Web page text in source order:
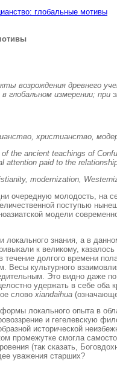
глобальные мотивы
возрождения древнего
измерении; при
христианство,
the ancient teachings of
attention paid to the
modernization,
очередную молодость, на
поступью
модели
локального знания, а в
к великому,
долгого времени
Весы культурного
Это видно даже
удержать в себе
слово xiandaihua
локального опыта в
и гегелевскую
исторической
промежутке смогла
(так сказать,
уважения старших?